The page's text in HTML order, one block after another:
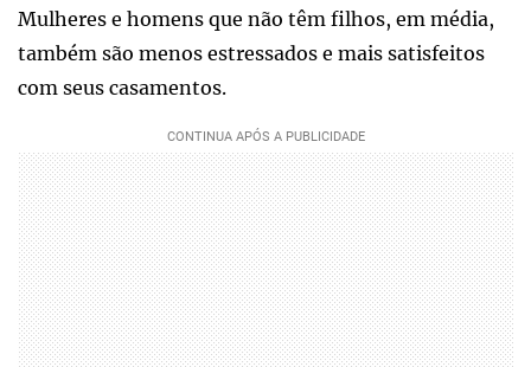
Mulheres e homens que não têm filhos, em média,
também são menos estressados e mais satisfeitos
com seus casamentos.